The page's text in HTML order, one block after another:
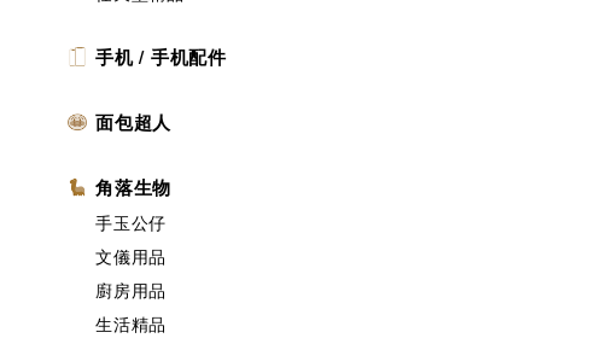
手机 / 手机配件
面包超人
角落生物
手玉公仔
文儀用品
廚房用品
生活精品